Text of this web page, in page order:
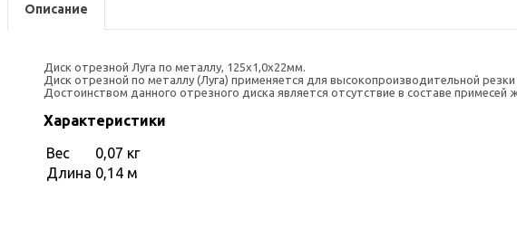
Описание
Диск отрезной Луга по металлу, 125х1,0х22мм.
Диск отрезной по металлу (Луга) применяется для высокопроизводительной
Достоинством данного отрезного диска является отсутствие в составе
Характеристики
Вес
0,07 кг
Длина 0,14 м